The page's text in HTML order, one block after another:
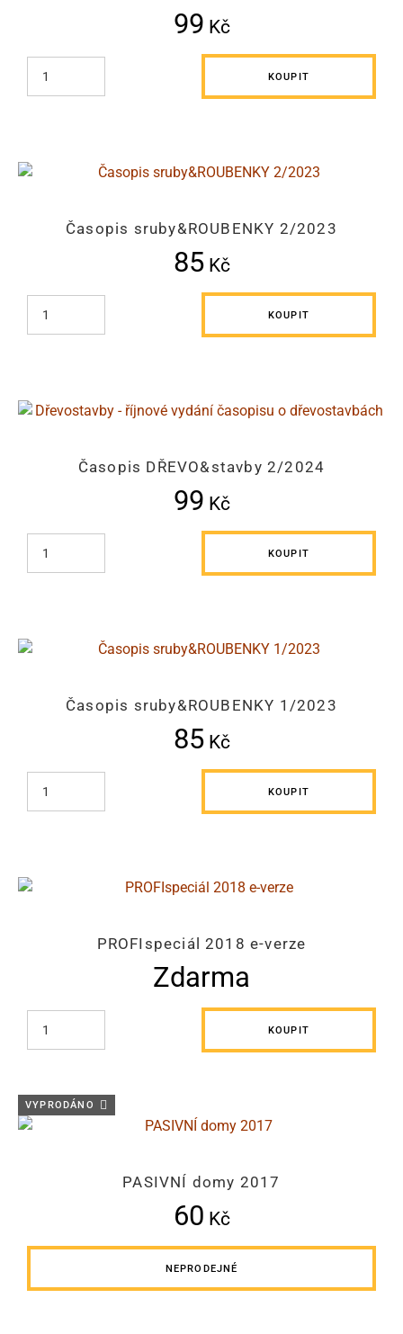
99 Kč
KOUPIT
Časopis sruby&ROUBENKY 2/2023
85Kč
KOUPIT
Časopis DŘEVO&stavby 2/2024
99 Kč
KOUPIT
Časopis sruby&ROUBENKY 1/2023
85Kč
KOUPIT
PROFIspeciál 2018 e-verze
Zdarma
KOUPIT
VYPRODÁNO
PASIVNÍ domy 2017
60 Kč
NEPRODEJNÉ